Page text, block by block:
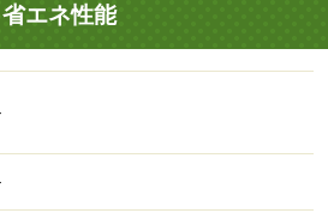
省エネ性能